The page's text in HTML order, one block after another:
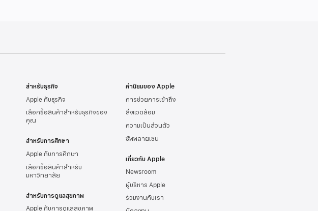
สำหรับธุรกิจ
Apple กับธุรกิจ
เลือกซื้อสินค้าสำหรับธุรกิจของ
คุณ
สำหรับการศึกษา
Apple กับการศึกษา
เลือกซื้อสินค้าสำหรับ
มหาวิทยาลัย
สำหรับการดูแลสุขภาพ
Apple กับการดูแลสุขภาพ
ค่านิยมของ Apple
การช่วยการเข้าถึง
สิ่งแวดล้อม
ความเป็นส่วนตัว
ซัพพลายเชน
เกี่ยวกับ Apple
Newsroom
ผู้บริหาร Apple
ร่วมงานกับเรา